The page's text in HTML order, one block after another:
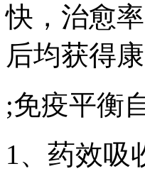
快，治愈
后均获得
;免疫平衡
1、药效吸